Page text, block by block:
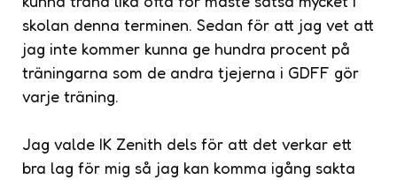
skolan denna terminen. Sedan för att jag vet att
jag inte kommer kunna ge hundra procent på
träningarna som de andra tjejerna i GDFF gör
varje träning.
Jag valde IK Zenith dels för att det verkar ett
bra lag för mig så jag kan komma igång sakta